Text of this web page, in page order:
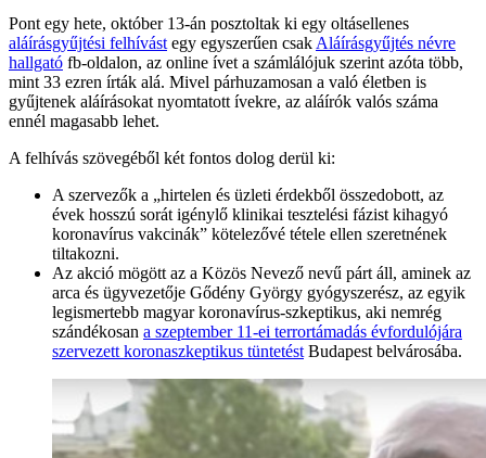
Pont egy hete, október 13-án posztoltak ki egy oltásellenes
aláírásgyűjtési felhívást egy egyszerűen csak Aláírásgyűjtés névre
hallgató fb-oldalon, az online ívet a számlálójuk szerint azóta több,
mint 33 ezren írták alá. Mivel párhuzamosan a való életben is
gyűjtenek aláírásokat nyomtatott ívekre, az aláírók valós száma
ennél magasabb lehet.
A felhívás szövegéből két fontos dolog derül ki:
A szervezők a „hirtelen és üzleti érdekből összedobott, az
évek hosszú sorát igénylő klinikai tesztelési fázist kihagyó
koronavírus vakcinák” kötelezővé tétele ellen szeretnének
tiltakozni.
Az akció mögött az a Közös Nevező nevű párt áll, aminek az
arca és ügyvezetője Gődény György gyógyszerész, az egyik
legismertebb magyar koronavírus-szkeptikus, aki nemrég
szándékosan a szeptember 11-ei terrortámadás évfordulójára
szervezett koronaszkeptikus tüntetést Budapest belvárosába.